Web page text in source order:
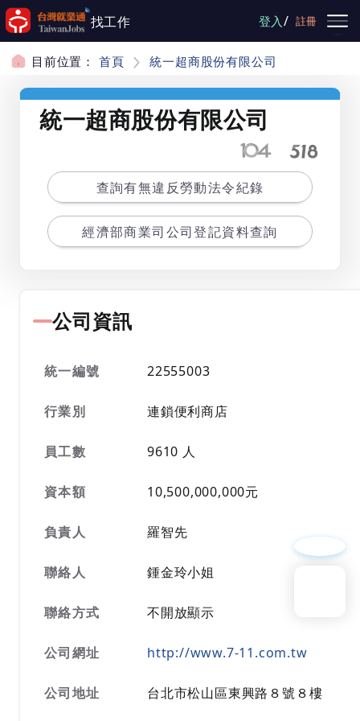
跳到主要內容
找工作 登入/ 註冊
目前位置： 首頁 統一超商股份有限公司
統一超商股份有限公司
查詢有無違反勞動法令紀錄
經濟部商業司公司登記資料查詢
公司資訊
統一編號 22555003
行業別 連鎖便利商店
員工數 9610 人
資本額 10,500,000,000元
負責人 羅智先
聯絡人 鍾金玲小姐
聯絡方式 不開放顯示
公司網址 http://www.7-11.com.tw
公司地址 台北市松山區東興路８號８樓